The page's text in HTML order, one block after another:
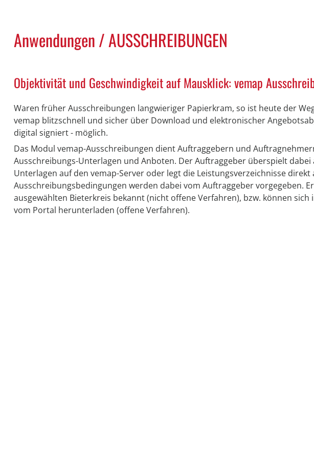
Anwendungen / AUSSCHREIBUNGEN
Objektivität und Geschwindigkeit auf Mausklick: vemap
Waren früher Ausschreibungen langwieriger Papierkram, so ist heute der
vemap blitzschnell und sicher über Download und elektronischer
digital signiert - möglich.
Das Modul vemap-Ausschreibungen dient Auftraggebern und
Ausschreibungs-Unterlagen und Anboten. Der Auftraggeber überspielt
Unterlagen auf den vemap-Server oder legt die Leistungsverzeichnisse direkt
Ausschreibungsbedingungen werden dabei vom Auftraggeber vorgegeben.
ausgewählten Bieterkreis bekannt (nicht offene Verfahren), bzw. können
vom Portal herunterladen (offene Verfahren).